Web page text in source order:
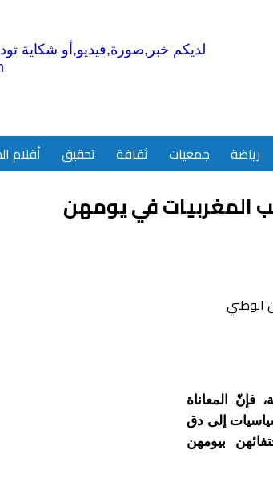
لديكم خبر,صورة,فيديو,أو شكاية
رياضة جمعيات ثقافة تحقيق أقلام
المغربيات في يومهن
فإنّ المعاناة
إلى دق
بيومهن